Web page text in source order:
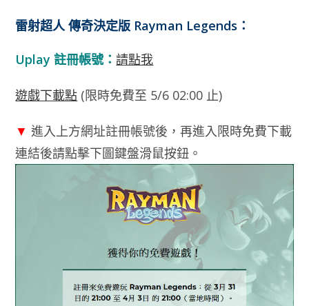
雷射超人 傳奇決定版 Rayman Legends：
Uplay 註冊帳號：請點我
遊戲下載點 (限時免費至 5/6 02:00 止)
▼ 進入上方網址註冊帳號後，再進入限時免費下載
連結後請點擊下圖鍵盤滑鼠按鈕。